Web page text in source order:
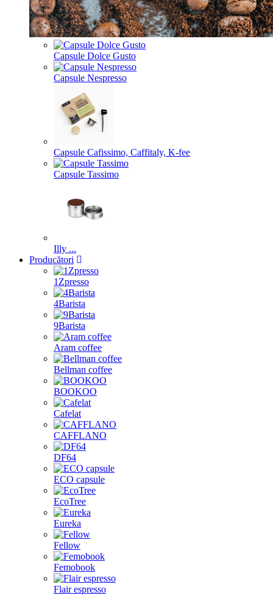
Capsule Dolce Gusto
Capsule Nespresso
Capsule Cafissimo, Caffitaly, K-fee
Capsule Tassimo
Illy ...
Producători
1Zpresso
4Barista
9Barista
Aram coffee
Bellman coffee
BOOKOO
Cafelat
CAFFLANO
DF64
ECO capsule
EcoTree
Eureka
Fellow
Femobook
Flair espresso